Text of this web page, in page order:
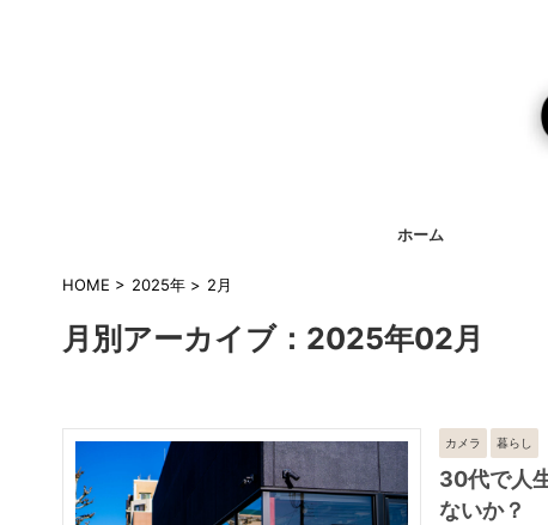
ホーム
HOME > 2025年 > 2月
月別アーカイブ：2025年02月
カメラ 暮らし
30代で人
ないか？